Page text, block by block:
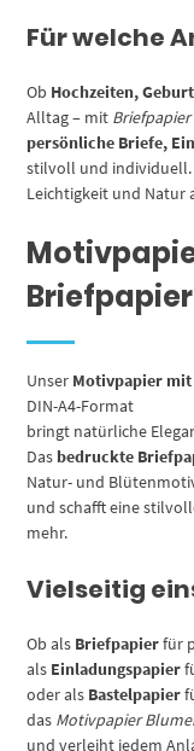
Für welche
Ob Hochzeiten,
Alltag – mit
persönliche Briefe,
stilvoll und
Leichtigkeit und Natur
Unser Motivpapier
DIN-A4-Format
bringt natürliche
Das bedruckte
Natur- und
und schafft eine
mehr.
Vielseitig
Ob als Briefpapierfür
als Einladungspapier
oder als Bastelpapier
das Motivpapier
und verleiht jedem